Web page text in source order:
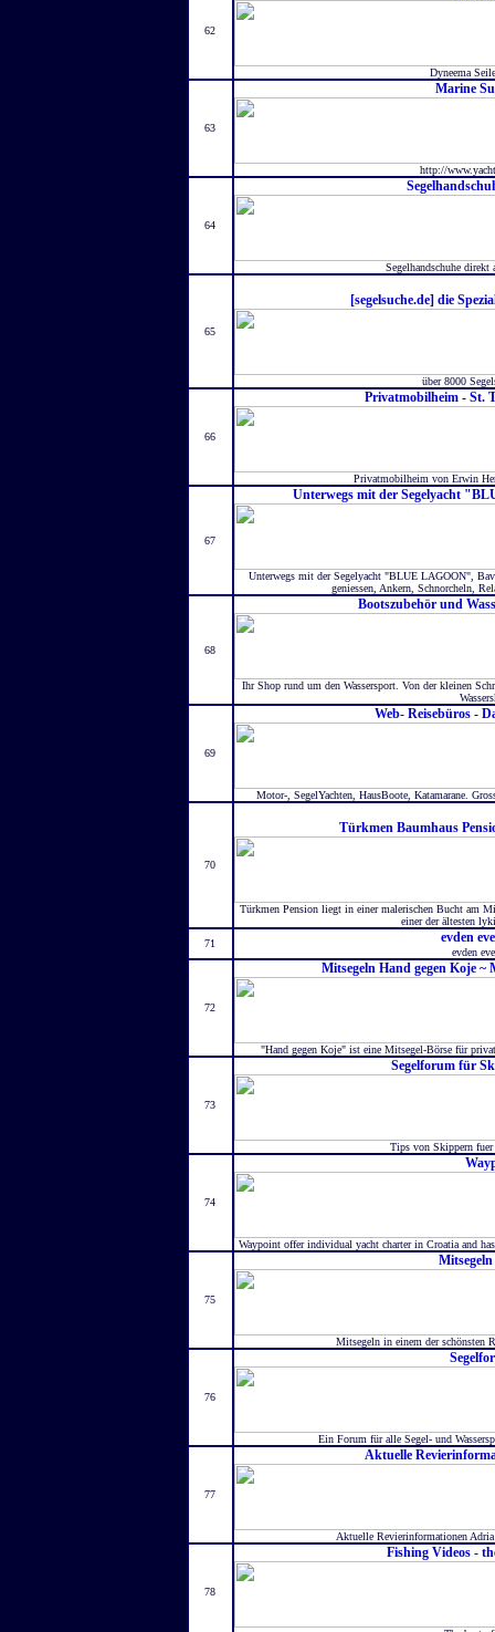
62
Dyneema
63
Marine
http://
64
Segelhandschuhe direkt
65
[segelsuche.de] die
über 8000
66
Privatmobilheim - St.
Privatmobilheim von Erwin
67
Unterwegs mit der Segelyacht
Unterwegs mit der Segelyacht "BLUE LAGOON",
geniessen, Ankern, Schnorcheln,
68
Bootszubehör und
Ihr Shop rund um den Wassersport. Von der kleinen
69
Web- Reisebüros -
Motor-, SegelYachten, HausBoote, Katamarane.
70
Türkmen Baumhaus
Türkmen Pension liegt in einer malerischen Bucht am
einer der ältesten
71
evden
evden
72
Mitsegeln Hand gegen Koje ~
"Hand gegen Koje" ist eine Mitsegel-Börse für
73
Segelforum für
Tips von Skippern
74
Waypoint offer individual yacht charter in Croatia and
75
Mitsegeln in einem der schönsten
76
Ein Forum für alle Segel- und
77
Aktuelle
Aktuelle Revierinformationen
78
Fishing Videos -